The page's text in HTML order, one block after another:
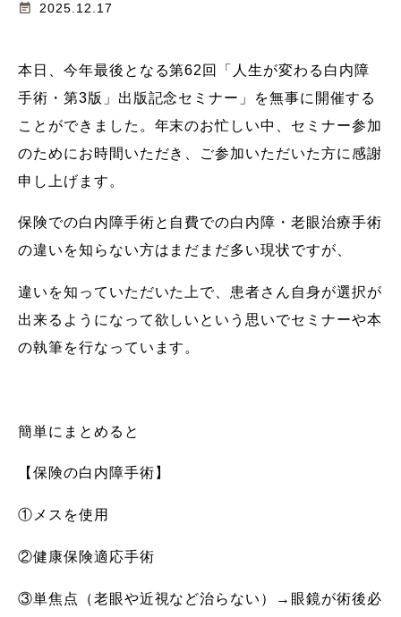
event_note 2025.12.17
本日、今年最後となる第62回「人生が変わる白内障
手術・第3版」出版記念セミナー」を無事に開催する
ことができました。年末のお忙しい中、セミナー参加
のためにお時間いただき、ご参加いただいた方に感謝
申し上げます。
保険での白内障手術と自費での白内障・老眼治療手術
の違いを知らない方はまだまだ多い現状ですが、
違いを知っていただいた上で、患者さん自身が選択が
出来るようになって欲しいという思いでセミナーや本
の執筆を行なっています。
簡単にまとめると
【保険の白内障手術】
①メスを使用
②健康保険適応手術
③単焦点（老眼や近視など治らない）→眼鏡が術後必